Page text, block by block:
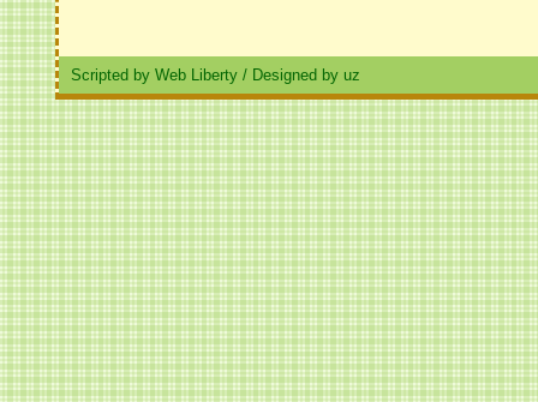
Scripted by Web Liberty / Designed by uz